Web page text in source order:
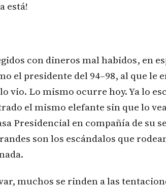
está!
con dineros mal habidos, en
el presidente del 94–98, al que le
vio. Lo mismo ocurre hoy. Ya lo
el mismo elefante sin que lo
Presidencial en compañía de su
son los escándalos que
muchos se rinden a las